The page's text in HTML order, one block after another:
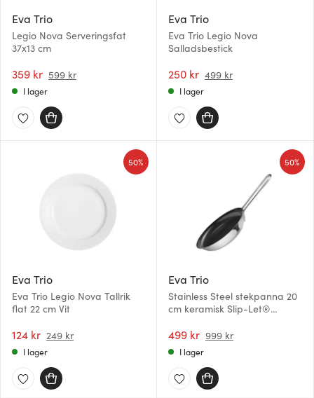
Eva Trio
Legio Nova Serveringsfat
37x13 cm
359 kr 599 kr
I lager
Eva Trio
Eva Trio Legio Nova
Salladsbestick
250 kr 499 kr
I lager
Eva Trio
Eva Trio Legio Nova Tallrik
flat 22 cm Vit
124 kr 249 kr
50%
I lager
Eva Trio
Stainless Steel stekpanna 20
cm keramisk Slip-Let®
499 kr 999 kr
50%
I lager